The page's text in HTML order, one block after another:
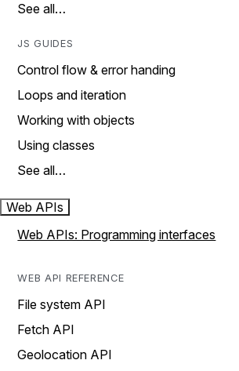
See all…
JS GUIDES
Control flow & error handing
Loops and iteration
Working with objects
Using classes
See all…
Web APIs
Web APIs: Programming interfaces
WEB API REFERENCE
File system API
Fetch API
Geolocation API